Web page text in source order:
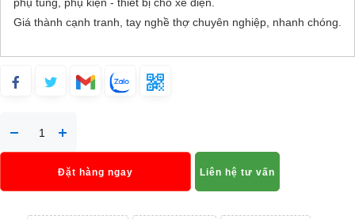
Giá thành cạnh tranh, tay nghề thợ chuyên nghiệp, nhanh chóng.
Đặt hàng ngay Liên hệ tư vấn